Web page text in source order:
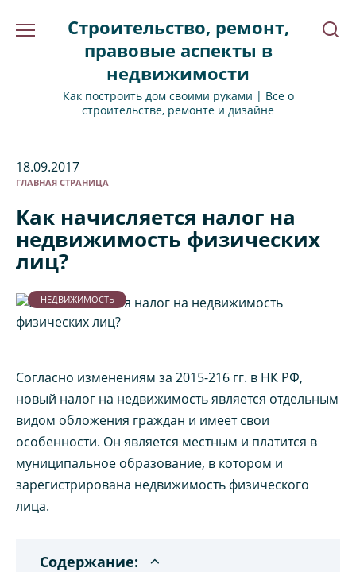
Строительство, ремонт,
правовые аспекты в
недвижимости
Как построить дом своими руками | Все о
строительстве, ремонте и дизайне
18.09.2017
ГЛАВНАЯ СТРАНИЦА
Как начисляется налог на
недвижимость физических
лиц?
НЕДВИЖИМОСТЬ
Согласно изменениям за 2015-216 гг. в НК РФ,
новый налог на недвижимость является отдельным
видом обложения граждан и имеет свои
особенности. Он является местным и платится в
муниципальное образование, в котором и
зарегистрирована недвижимость физического
лица.
Содержание: